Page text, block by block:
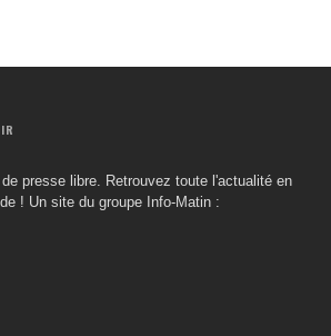
presse libre. Retrouvez toute l'actualité en
! Un site du groupe Info-Matin :